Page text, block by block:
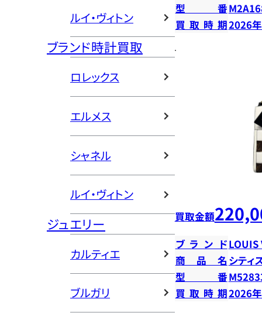
ルイ・ヴィトン
ブランド時計買取
ロレックス
エルメス
シャネル
ルイ・ヴィトン
ジュエリー
カルティエ
ブルガリ
型番
買取時期2026
買取金額
ブランドLOUIS
商品名 シティ
型番
買取時期2026